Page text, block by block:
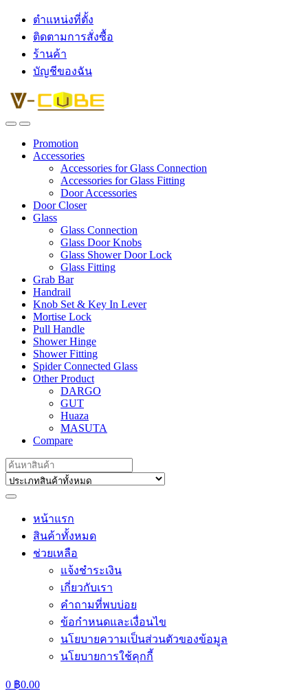
ตำแหน่งที่ตั้ง
ติดตามการสั่งซื้อ
ร้านค้า
บัญชีของฉัน
Promotion
Accessories
Accessories for Glass Connection
Accessories for Glass Fitting
Door Accessories
Door Closer
Glass
Glass Connection
Glass Door Knobs
Glass Shower Door Lock
Glass Fitting
Grab Bar
Handrail
Knob Set & Key In Lever
Mortise Lock
Pull Handle
Shower Hinge
Shower Fitting
Spider Connected Glass
Other Product
DARGO
GUT
Huaza
MASUTA
Compare
Search
for:
หน้าแรก
สินค้าทั้งหมด
ช่วยเหลือ
แจ้งชำระเงิน
เกี่ยวกับเรา
คำถามที่พบบ่อย
ข้อกำหนดและเงื่อนไข
นโยบายความเป็นส่วนตัวของข้อมูล
นโยบายการใช้คุกกี้
0 ฿0.00